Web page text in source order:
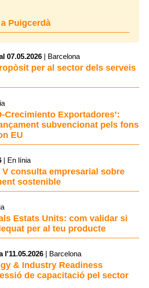
a Puigcerdà
07.05.2026 | Barcelona
per al sector dels serveis
Crecimiento Exportadores’:
subvencionat pels fons
EU
| En línia
V consulta empresarial sobre
sostenible
Estats Units: com validar si
per al teu producte
l'11.05.2026 | Barcelona
& Industry Readiness
de capacitació pel sector